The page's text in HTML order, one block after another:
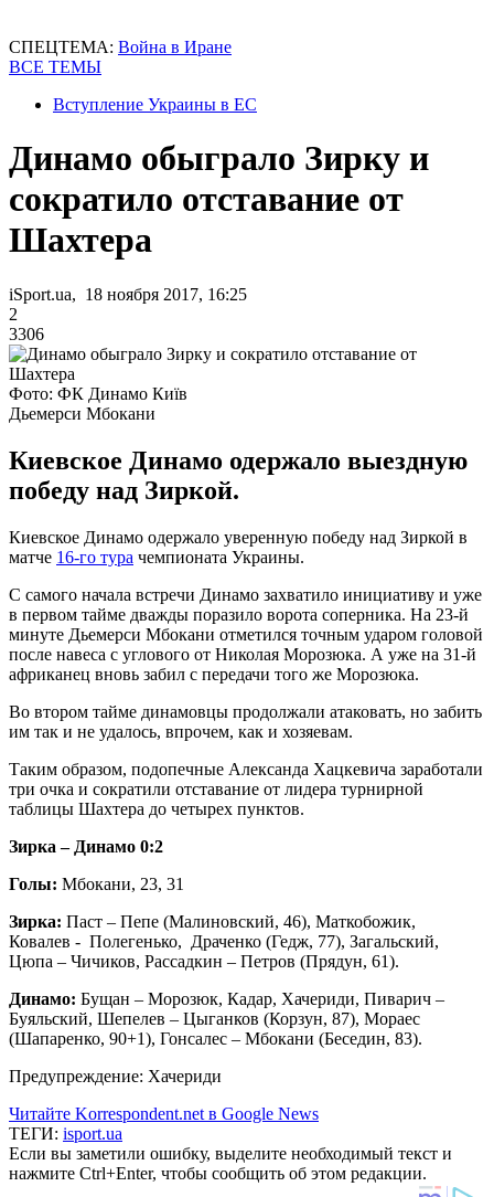
СПЕЦТЕМА: Война в Иране
ВСЕ ТЕМЫ
Вступление Украины в ЕС
Динамо обыграло Зирку и
сократило отставание от
Шахтера
iSport.ua, 18 ноября 2017, 16:25
2
3306
Фото: ФК Динамо Київ
Дьемерси Мбокани
Киевское Динамо одержало выездную
победу над Зиркой.
Киевское Динамо одержало уверенную победу над Зиркой в
матче 16-го тура чемпионата Украины.
С самого начала встречи Динамо захватило инициативу и уже
в первом тайме дважды поразило ворота соперника. На 23-й
минуте Дьемерси Мбокани отметился точным ударом головой
после навеса с углового от Николая Морозюка. А уже на 31-й
африканец вновь забил с передачи того же Морозюка.
Во втором тайме динамовцы продолжали атаковать, но забить
им так и не удалось, впрочем, как и хозяевам.
Таким образом, подопечные Александа Хацкевича заработали
три очка и сократили отставание от лидера турнирной
таблицы Шахтера до четырех пунктов.
Зирка – Динамо 0:2
Голы: Мбокани, 23, 31
Зирка: Паст – Пепе (Малиновский, 46), Маткобожик,
Ковалев - Полегенько, Драченко (Гедж, 77), Загальский,
Цюпа – Чичиков, Рассадкин – Петров (Прядун, 61).
Динамо: Бущан – Морозюк, Кадар, Хачериди, Пиварич –
Буяльский, Шепелев – Цыганков (Корзун, 87), Мораес
(Шапаренко, 90+1), Гонсалес – Мбокани (Беседин, 83).
Предупреждение: Хачериди
Читайте Korrespondent.net в Google News
ТЕГИ: isport.ua
Если вы заметили ошибку, выделите необходимый текст и
нажмите Ctrl+Enter, чтобы сообщить об этом редакции.